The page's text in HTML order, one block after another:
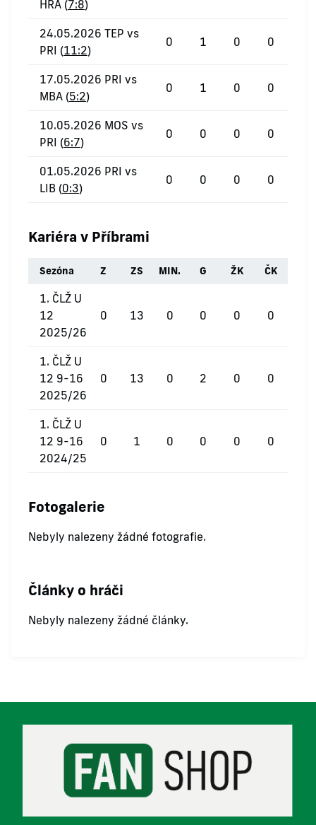
HRA (7:8)
24.05.2026 TEP vs
PRI (11:2)
0 1 0 0
17.05.2026 PRI vs
MBA (5:2)
0 1 0 0
10.05.2026 MOS vs
PRI (6:7)
0 0 0 0
01.05.2026 PRI vs
LIB (0:3)
0 0 0 0
Kariéra v Příbrami
Sezóna Z ZS MIN. G ŽK ČK
1. ČLŽ U
12
2025/26
0 13 0 0 0 0
1. ČLŽ U
12 9-16
2025/26
0 13 0 2 0 0
1. ČLŽ U
12 9-16
2024/25
0 1 0 0 0 0
Fotogalerie
Nebyly nalezeny žádné fotografie.
Články o hráči
Nebyly nalezeny žádné články.